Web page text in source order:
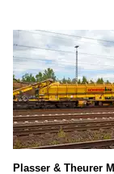
Plasser & Theurer